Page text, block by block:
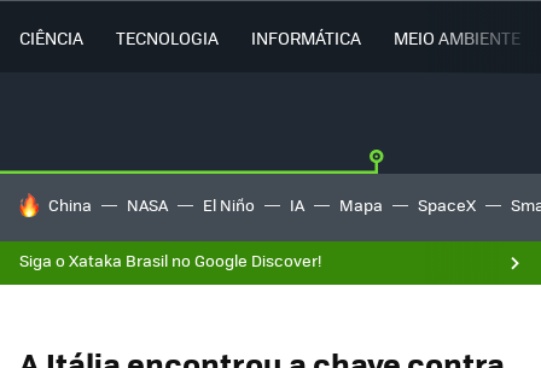
CIÊNCIA TECNOLOGIA INFORMÁTICA MEIO AMBIENTE
TENDÊNCIAS DO DIA
China NASA El Niño IA Mapa SpaceX
Siga o Xataka Brasil no Google Discover!